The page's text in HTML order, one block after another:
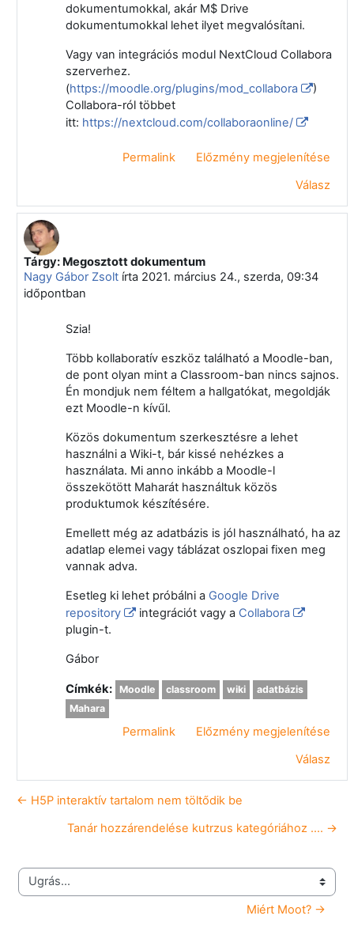
dokumentumokkal, akár M$ Drive
dokumentumokkal lehet ilyet megvalósítani.
Vagy van integrációs modul NextCloud Collabora
szerverhez.
(https://moodle.org/plugins/mod_collabora
)
Collabora-ról többet
itt: https://nextcloud.com/collaboraonline/
Permalink
Előzmény megjelenítése
Válasz
Válasz erre: Makó Gábor
Tárgy: Megosztott dokumentum
Nagy Gábor Zsoltírta 2021. március 24., szerda, 09:34
időpontban
Szia!
Több kollaboratív eszköz található a Moodle-ban,
de pont olyan mint a Classroom-ban nincs sajnos.
Én mondjuk nem féltem a hallgatókat, megoldják
ezt Moodle-n kívűl.
Közös dokumentum szerkesztésre a lehet
használni a Wiki-t, bár kissé nehézkes a
használata. Mi anno inkább a Moodle-l
összekötött Maharát használtuk közös
produktumok készítésére.
Emellett még az adatbázis is jól használható, ha az
adatlap elemei vagy táblázat oszlopai fixen meg
vannak adva.
Esetleg ki lehet próbálni a Google Drive
repository
integrációt vagy a Collabora
plugin-t.
Gábor
Címkék: Moodle classroom wiki
adatbázis
Mahara
Permalink
Előzmény megjelenítése
Válasz
← H5P interaktív tartalom nem töltődik be
Tanár hozzárendelése kutrzus kategóriához .... →
Ugrás...
Miért Moot? →